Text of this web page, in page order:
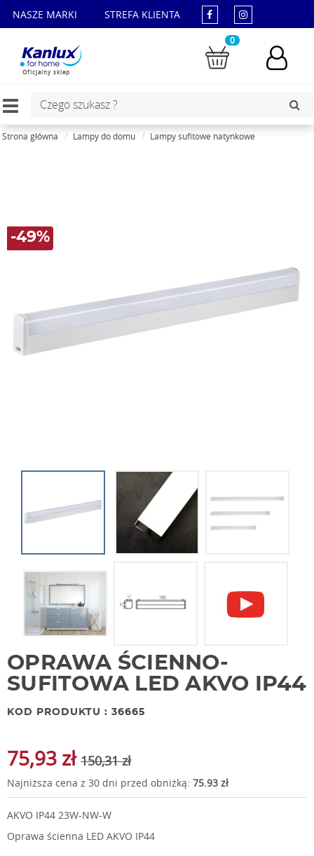
NASZE MARKI STREFA KLIENTA
Oficjalny sklep
0
Toggle
Strona główna Lampy do domu Lampy sufitowe natynkowe
-49%
OPRAWA ŚCIENNO-
SUFITOWA LED AKVO IP44
KOD PRODUKTU : 36665
75,93 zł 150,31 zł
Najniższa cena z 30 dni przed obniżką: 75.93 zł
AKVO IP44 23W-NW-W
Oprawa ścienna LED AKVO IP44